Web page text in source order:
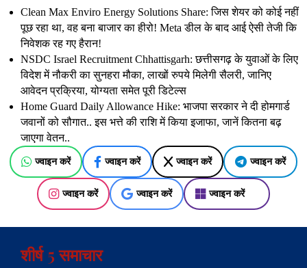
Clean Max Enviro Energy Solutions Share: जिस शेयर को कोई नहीं
पूछ रहा था, वह बना बाजार का हीरो! Meta डील के बाद आई ऐसी तेजी कि
निवेशक रह गए हैरान!
NSDC Israel Recruitment Chhattisgarh: छत्तीसगढ़ के युवाओं के लिए
विदेश में नौकरी का सुनहरा मौका, लाखों रुपये मिलेगी सैलरी, जानिए
आवेदन प्रक्रिया, योग्यता समेत पूरी डिटेल्स
Home Guard Daily Allowance Hike: भाजपा सरकार ने दी होमगार्ड
जवानों को सौगात.. इस भत्ते की राशि में किया इजाफा, जानें कितना बढ़
जाएगा वेतन..
ज्वाइन करें ज्वाइन करें ज्वाइन करें ज्वाइन करें
ज्वाइन करें ज्वाइन करें ज्वाइन करें
शीर्ष 5 समाचार